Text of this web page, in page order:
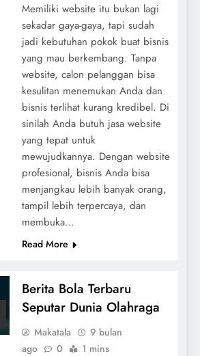
Memiliki website itu bukan lagi
sekadar gaya-gaya, tapi sudah
jadi kebutuhan pokok buat bisnis
yang mau berkembang. Tanpa
website, calon pelanggan bisa
kesulitan menemukan Anda dan
bisnis terlihat kurang kredibel. Di
sinilah Anda butuh jasa website
yang tepat untuk
mewujudkannya. Dengan website
profesional, bisnis Anda bisa
menjangkau lebih banyak orang,
tampil lebih terpercaya, dan
membuka…
Read More
Berita Bola Terbaru
Seputar Dunia Olahraga
Makatala
9 bulan
ago
0 1 mins